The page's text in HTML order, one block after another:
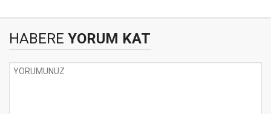
HABERE YORUM KAT